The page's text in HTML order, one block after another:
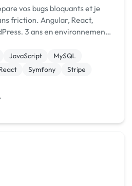
vos bugs bloquants et je
friction. Angular, React,
3 ans en environnement
JavaScript
MySQL
Symfony
Stripe